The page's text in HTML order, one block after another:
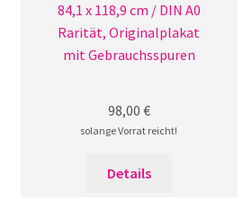
84,1 x 118,9 cm / DIN A0
Rarität, Originalplakat
mit Gebrauchsspuren
98,00 €
solange Vorrat reicht!
Details